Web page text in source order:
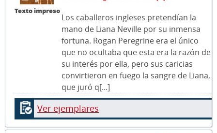
Texto impreso
Los caballeros ingleses pretendían la
mano de Liana Neville por su inmensa
fortuna. Rogan Peregrine era el único
que no ocultaba que esta era la razón de
su interés por ella, pero sus caricias
convirtieron en fuego la sangre de Liana,
que juró q[...]
Ver ejemplares